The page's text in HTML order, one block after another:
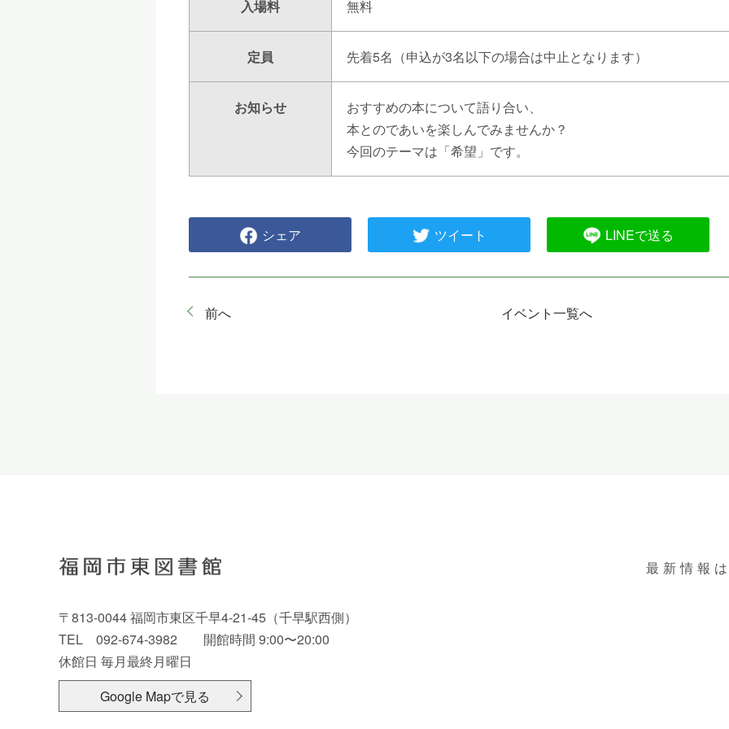
入場料 無料
定員 先着5名（申込が3名以下の場合は中止となります）
お知らせ
おすすめの本について語り合い、
本とのであいを楽しんでみませんか？
今回のテーマは「希望」です。
シェア ツイート LINEで送る
前へ イベント一覧へ
最新情報
〒813-0044 福岡市東区千早4-21-45（千早駅西側）
TEL 092-674-3982 開館時間 9:00〜20:00
休館日 毎月最終月曜日
Google Mapで見る